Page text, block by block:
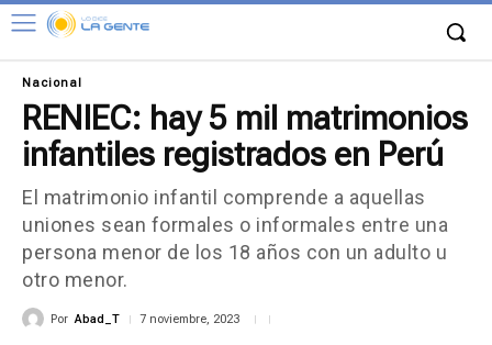
Nacional
RENIEC: hay 5 mil matrimonios
infantiles registrados en Perú
El matrimonio infantil comprende a aquellas
uniones sean formales o informales entre una
persona menor de los 18 años con un adulto u
otro menor.
Por Abad_T 7 noviembre, 2023